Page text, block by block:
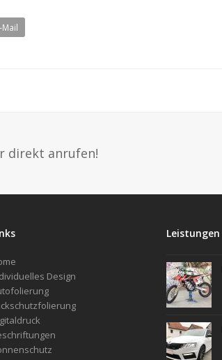
Mail
direkt anrufen!
Design
Leistungen